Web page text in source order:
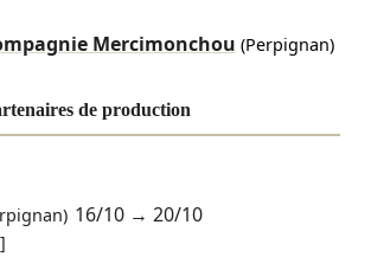
Mercimonchou (Perpignan)
de production
16/10 →20/10